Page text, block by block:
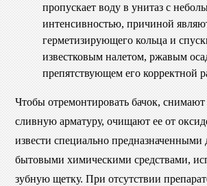
пропускает воду в унитаз с
интенсивностью, причиной
герметизирующего кольца и
известковым налетом, ржавым
препятствующем его корректной
Чтобы отремонтировать бачок,
сливную арматуру, очищают ее от
извести специально предназначенными
бытовыми химическими средствами,
зубную щетку. При отсутствии